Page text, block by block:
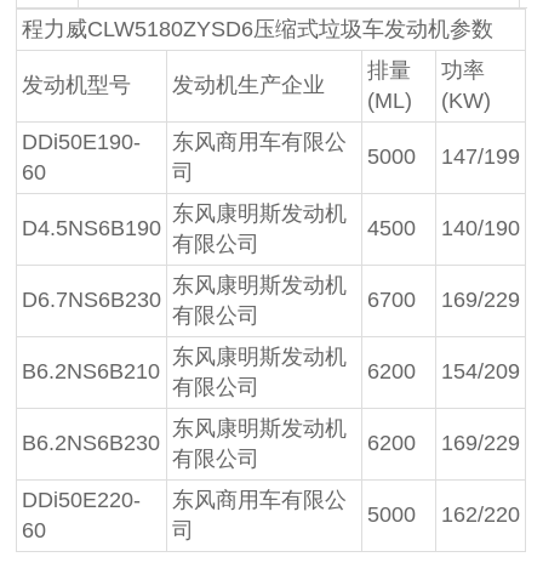
程力威CLW5180ZYSD6压缩式垃圾车发动机参数
发动机型号 发动机生产企业
排量
(ML)
功率
(KW)
DDi50E190-
60
东风商用车有限公
司
5000 147/199
D4.5NS6B190
东风康明斯发动机
有限公司
4500 140/190
D6.7NS6B230
东风康明斯发动机
有限公司
6700 169/229
B6.2NS6B210
东风康明斯发动机
有限公司
6200 154/209
B6.2NS6B230
东风康明斯发动机
有限公司
6200 169/229
DDi50E220-
60
东风商用车有限公
司
5000 162/220